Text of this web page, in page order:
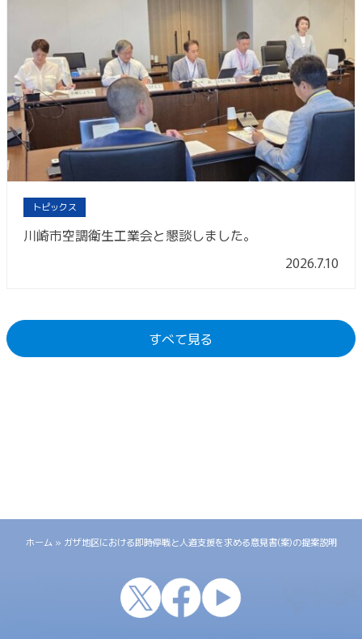
トピックス
川崎市空調衛生工業会と懇談しました。
2026.7.10
すべて見る
ホーム» ガザ地区における即時停戦と人道支援を求める意見書(案)の提案説明
x facebook